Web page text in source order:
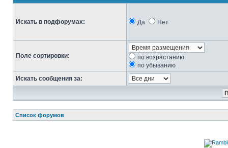
Искать в подфорумах: Да Нет
Поле сортировки:
по возрастанию
по убыванию
Искать сообщения за:
Список форумов